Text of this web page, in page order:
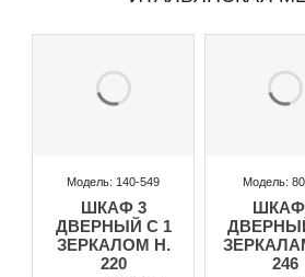
Модель: 140-549
ШКАФ 3
ДВЕРНЫЙ С 1
ЗЕРКАЛОМ H.
220
Модель:
ШКАФ
246